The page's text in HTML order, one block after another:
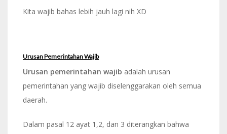
Kita wajib bahas lebih jauh lagi nih XD
Urusan Pemerintahan Wajib
Urusan pemerintahan wajib adalah urusan
pemerintahan yang wajib diselenggarakan oleh semua
daerah.
Dalam pasal 12 ayat 1,2, dan 3 diterangkan bahwa